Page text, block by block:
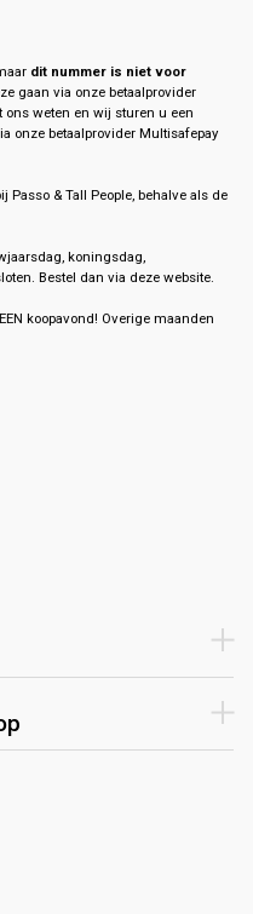
dit nummer is niet voor
gaan via onze betaalprovider
ons weten en wij sturen u een
onze betaalprovider Multisafepay
Passo & Tall People, behalve als de
koningsdag,
Bestel dan via deze website.
koopavond! Overige maanden